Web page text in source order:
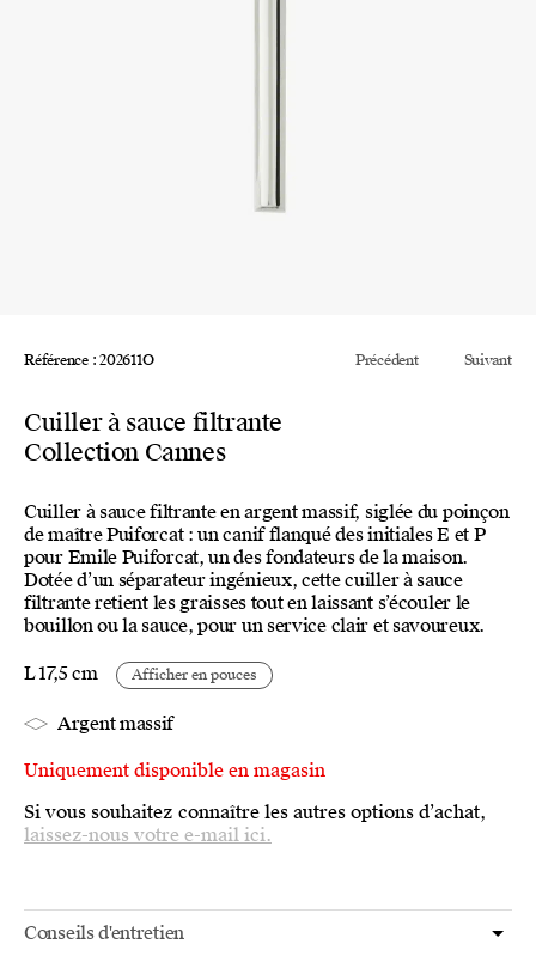
Référence : 202611O Précédent Suivant
Cuiller à sauce filtrante
Collection Cannes
Cuiller à sauce filtrante en argent massif, siglée du poinçon
de maître Puiforcat : un canif flanqué des initiales E et P
pour Emile Puiforcat, un des fondateurs de la maison.
Dotée d’un séparateur ingénieux, cette cuiller à sauce
filtrante retient les graisses tout en laissant s’écouler le
bouillon ou la sauce, pour un service clair et savoureux.
L 17,5 cm Afficher en pouces
Argent massif
Uniquement disponible en magasin
Si vous souhaitez connaître les autres options d’achat,
laissez-nous votre e-mail ici.
Conseils d'entretien